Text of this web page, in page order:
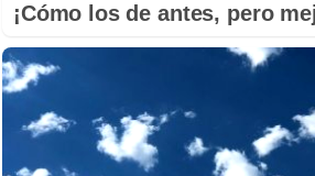
¡Cómo los de antes, pero